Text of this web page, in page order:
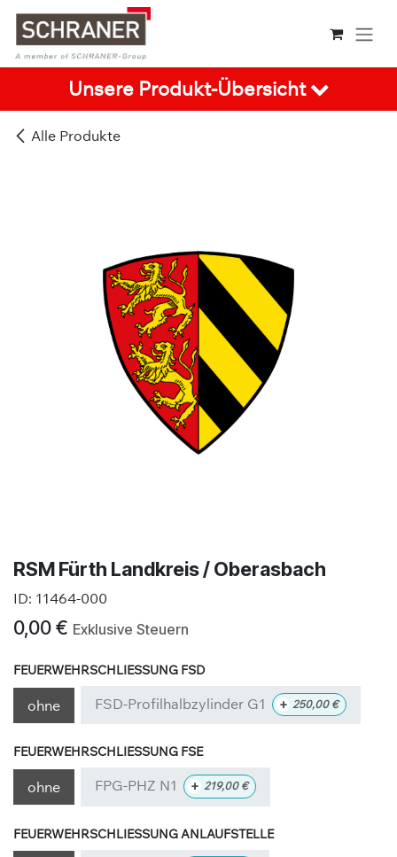
Zum Inhalt springen
Unsere Produkt-Übersicht
Alle Produkte
RSM Fürth Landkreis / Oberasbach
ID: 11464-000
0,00€ Exklusive Steuern
FEUERWEHRSCHLIESSUNG FSD
ohne FSD-Profilhalbzylinder G1 + 250,00€
FEUERWEHRSCHLIESSUNG FSE
ohne FPG-PHZ N1 + 219,00€
FEUERWEHRSCHLIESSUNG ANLAUFSTELLE